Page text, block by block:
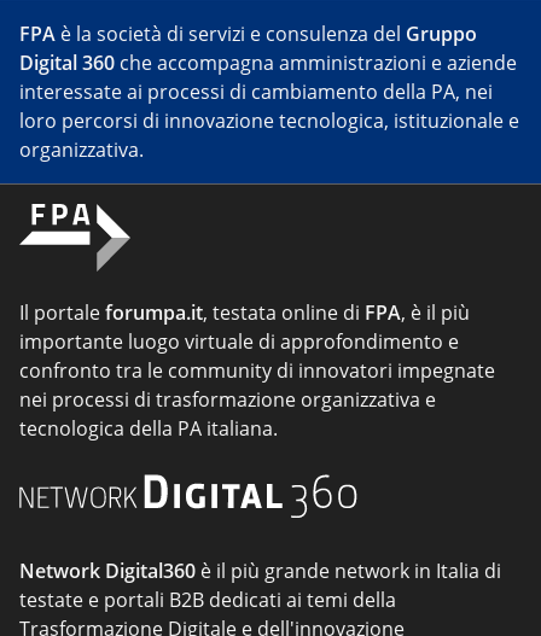
FPA è la società di servizi e consulenza del Gruppo
Digital 360 che accompagna amministrazioni e aziende
interessate ai processi di cambiamento della PA, nei
loro percorsi di innovazione tecnologica, istituzionale e
organizzativa.
Il portaleforumpa.it, testata online di FPA, è il più
importante luogo virtuale di approfondimento e
confronto tra le community di innovatori impegnate
nei processi di trasformazione organizzativa e
tecnologica della PA italiana.
Network Digital360 è il più grande network in Italia di
testate e portali B2B dedicati ai temi della
Trasformazione Digitale e dell'innovazione